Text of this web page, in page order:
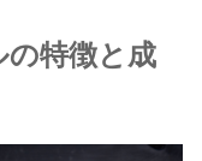
特徴と成